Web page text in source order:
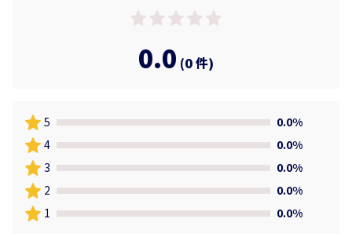
0.0 (0 件)
5
0.0%
4
0.0%
3
0.0%
2
0.0%
1
0.0%